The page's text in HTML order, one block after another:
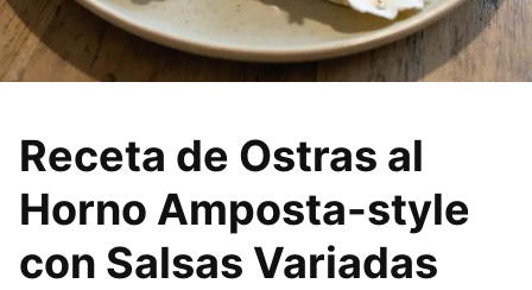
Receta de Ostras al
Horno Amposta-style
con Salsas Variadas